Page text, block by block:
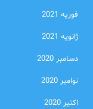
فوریه 2021
ژانویه 2021
دسامبر 2020
نوامبر 2020
اکتبر 2020